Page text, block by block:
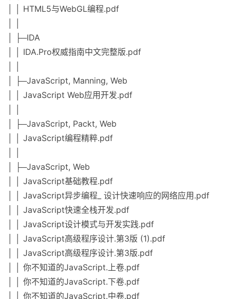
│ │ HTML5与WebGL编程.pdf
│ ├─IDA
│ │ IDA.Pro权威指南中文完整版.pdf
│ ├─JavaScript, Manning, Web
│ │ JavaScript Web应用开发.pdf
│ ├─JavaScript, Packt, Web
│ │ JavaScript编程精粹.pdf
│ ├─JavaScript, Web
│ │ JavaScript基础教程.pdf
│ │ JavaScript异步编程_ 设计快速响应的网络应用.pdf
│ │ JavaScript快速全栈开发.pdf
│ │ JavaScript设计模式与开发实践.pdf
│ │ JavaScript高级程序设计.第3版 (1).pdf
│ │ JavaScript高级程序设计.第3版.pdf
│ │ 你不知道的JavaScript.上卷.pdf
│ │ 你不知道的JavaScript.下卷.pdf
│ │ 你不知道的JavaScript.中卷.pdf